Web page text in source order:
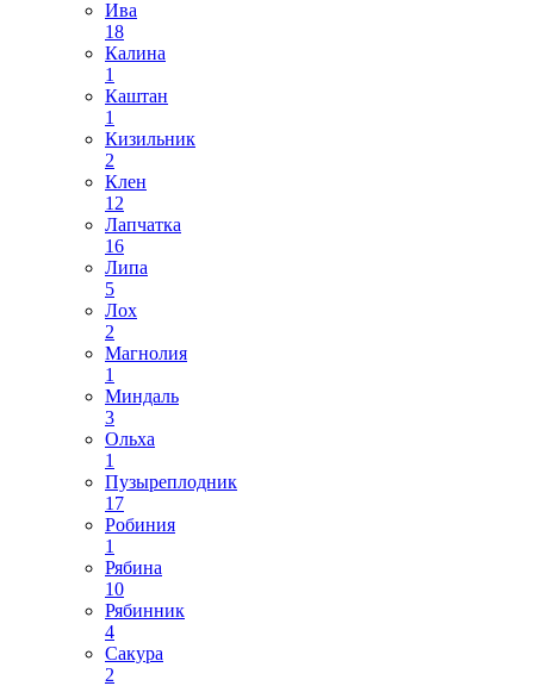
Ива
18
Калина
1
Каштан
1
Кизильник
2
Клен
12
Лапчатка
16
Липа
5
Лох
2
Магнолия
1
Миндаль
3
Ольха
1
Пузыреплодник
17
Робиния
1
Рябина
10
Рябинник
4
Сакура
2